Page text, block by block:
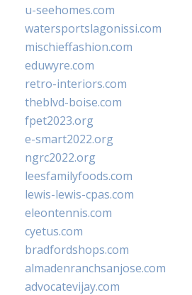
u-seehomes.com
watersportslagonissi.com
mischieffashion.com
eduwyre.com
retro-interiors.com
theblvd-boise.com
fpet2023.org
e-smart2022.org
ngrc2022.org
leesfamilyfoods.com
lewis-lewis-cpas.com
eleontennis.com
cyetus.com
bradfordshops.com
almadenranchsanjose.com
advocatevijay.com